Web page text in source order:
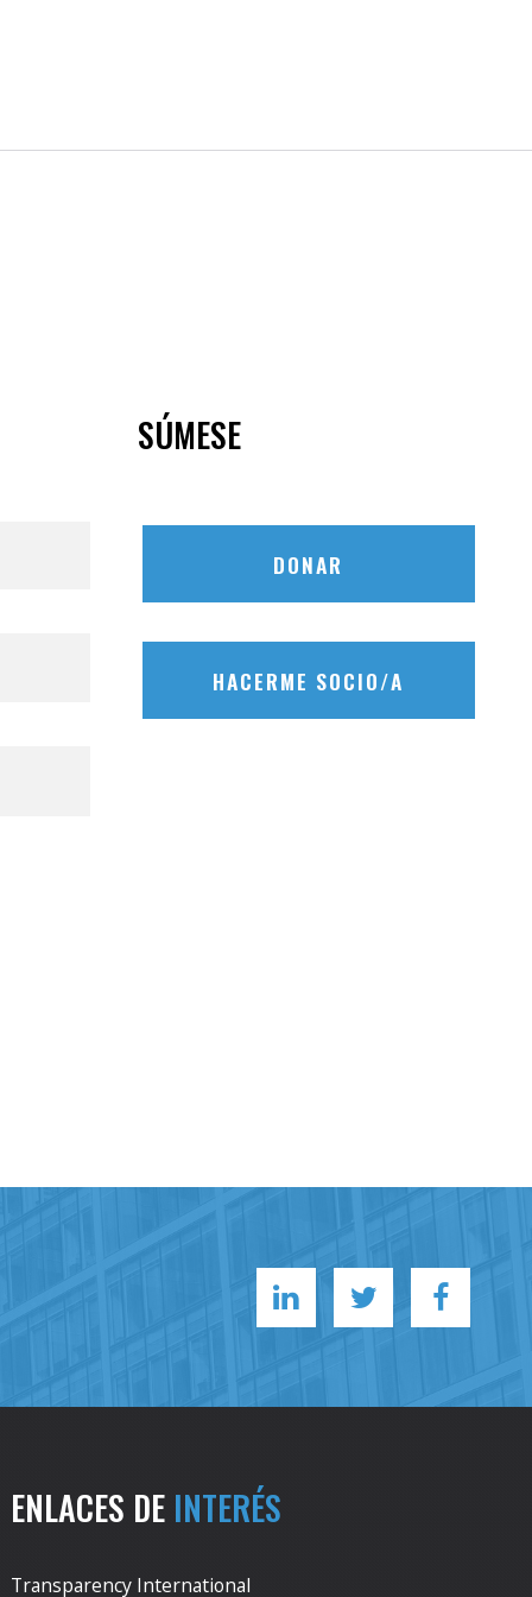
SÚMESE
DONAR
HACERME SOCIO/A
ENLACES DE INTERÉS
Transparency International